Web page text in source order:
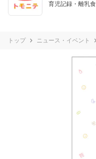
育児記録・離乳
トップ ニュース・イベント